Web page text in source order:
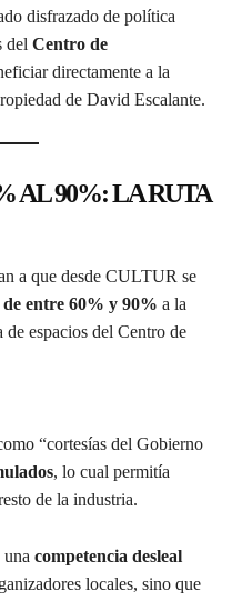
disfrazado de política
del Centro de
directamente a la
de David Escalante.
AL 90%: LA RUTA
a que desde CULTUR se
entre 60% y 90% a la
de espacios del Centro de
“cortesías del Gobierno
, lo cual permitía
de la industria.
una competencia desleal
locales, sino que